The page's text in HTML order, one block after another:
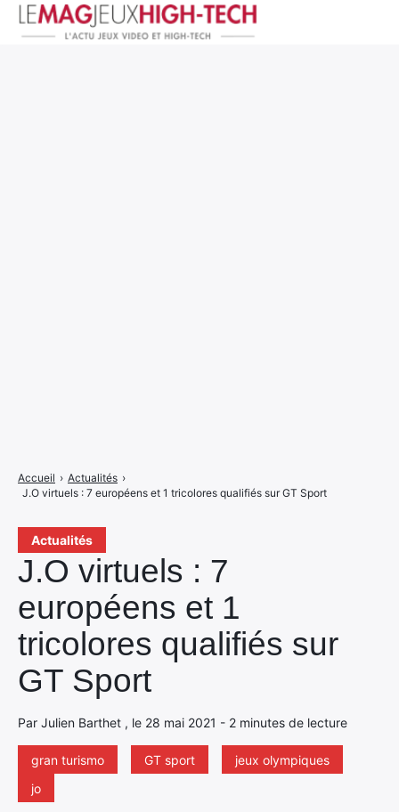
Actualités
J.O virtuels : 7
européens et 1
tricolores qualifiés sur
GT Sport
Par Julien Barthet , le 28 mai 2021 - 2 minutes de lecture
gran turismo GT sport
jeux olympiques
jo
Accueil › Actualités ›
J.O virtuels : 7 européens et 1 tricolores qualifiés sur GT Sport